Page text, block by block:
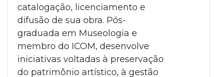
catalogação, licenciamento e
difusão de sua obra. Pós-
graduada em Museologia e
membro do ICOM, desenvolve
iniciativas voltadas à preservação
do patrimônio artístico, à gestão